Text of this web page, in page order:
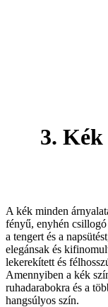
3.
A kék minden
fényű, enyhén
a tengert és a
elegánsak és
lekerekített és
Amennyiben a kék
ruhadarabokra és a
hangsúlyos szín.